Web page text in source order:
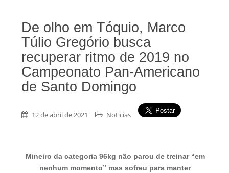
De olho em Tóquio, Marco
Túlio Gregório busca
recuperar ritmo de 2019 no
Campeonato Pan-Americano
de Santo Domingo
12 de abril de 2021 Noticias
Mineiro da categoria 96kg não parou de treinar “em
nenhum momento” mas sofreu para manter